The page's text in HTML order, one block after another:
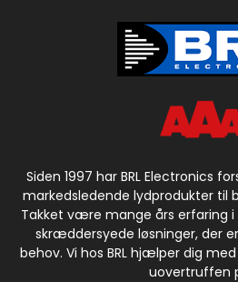
Siden 1997 har BRL Electronics
markedsledende lydprodukter til
Takket være mange års erfaring
skræddersyede løsninger, der
behov. Vi hos BRL hjælper dig
uovertruffen